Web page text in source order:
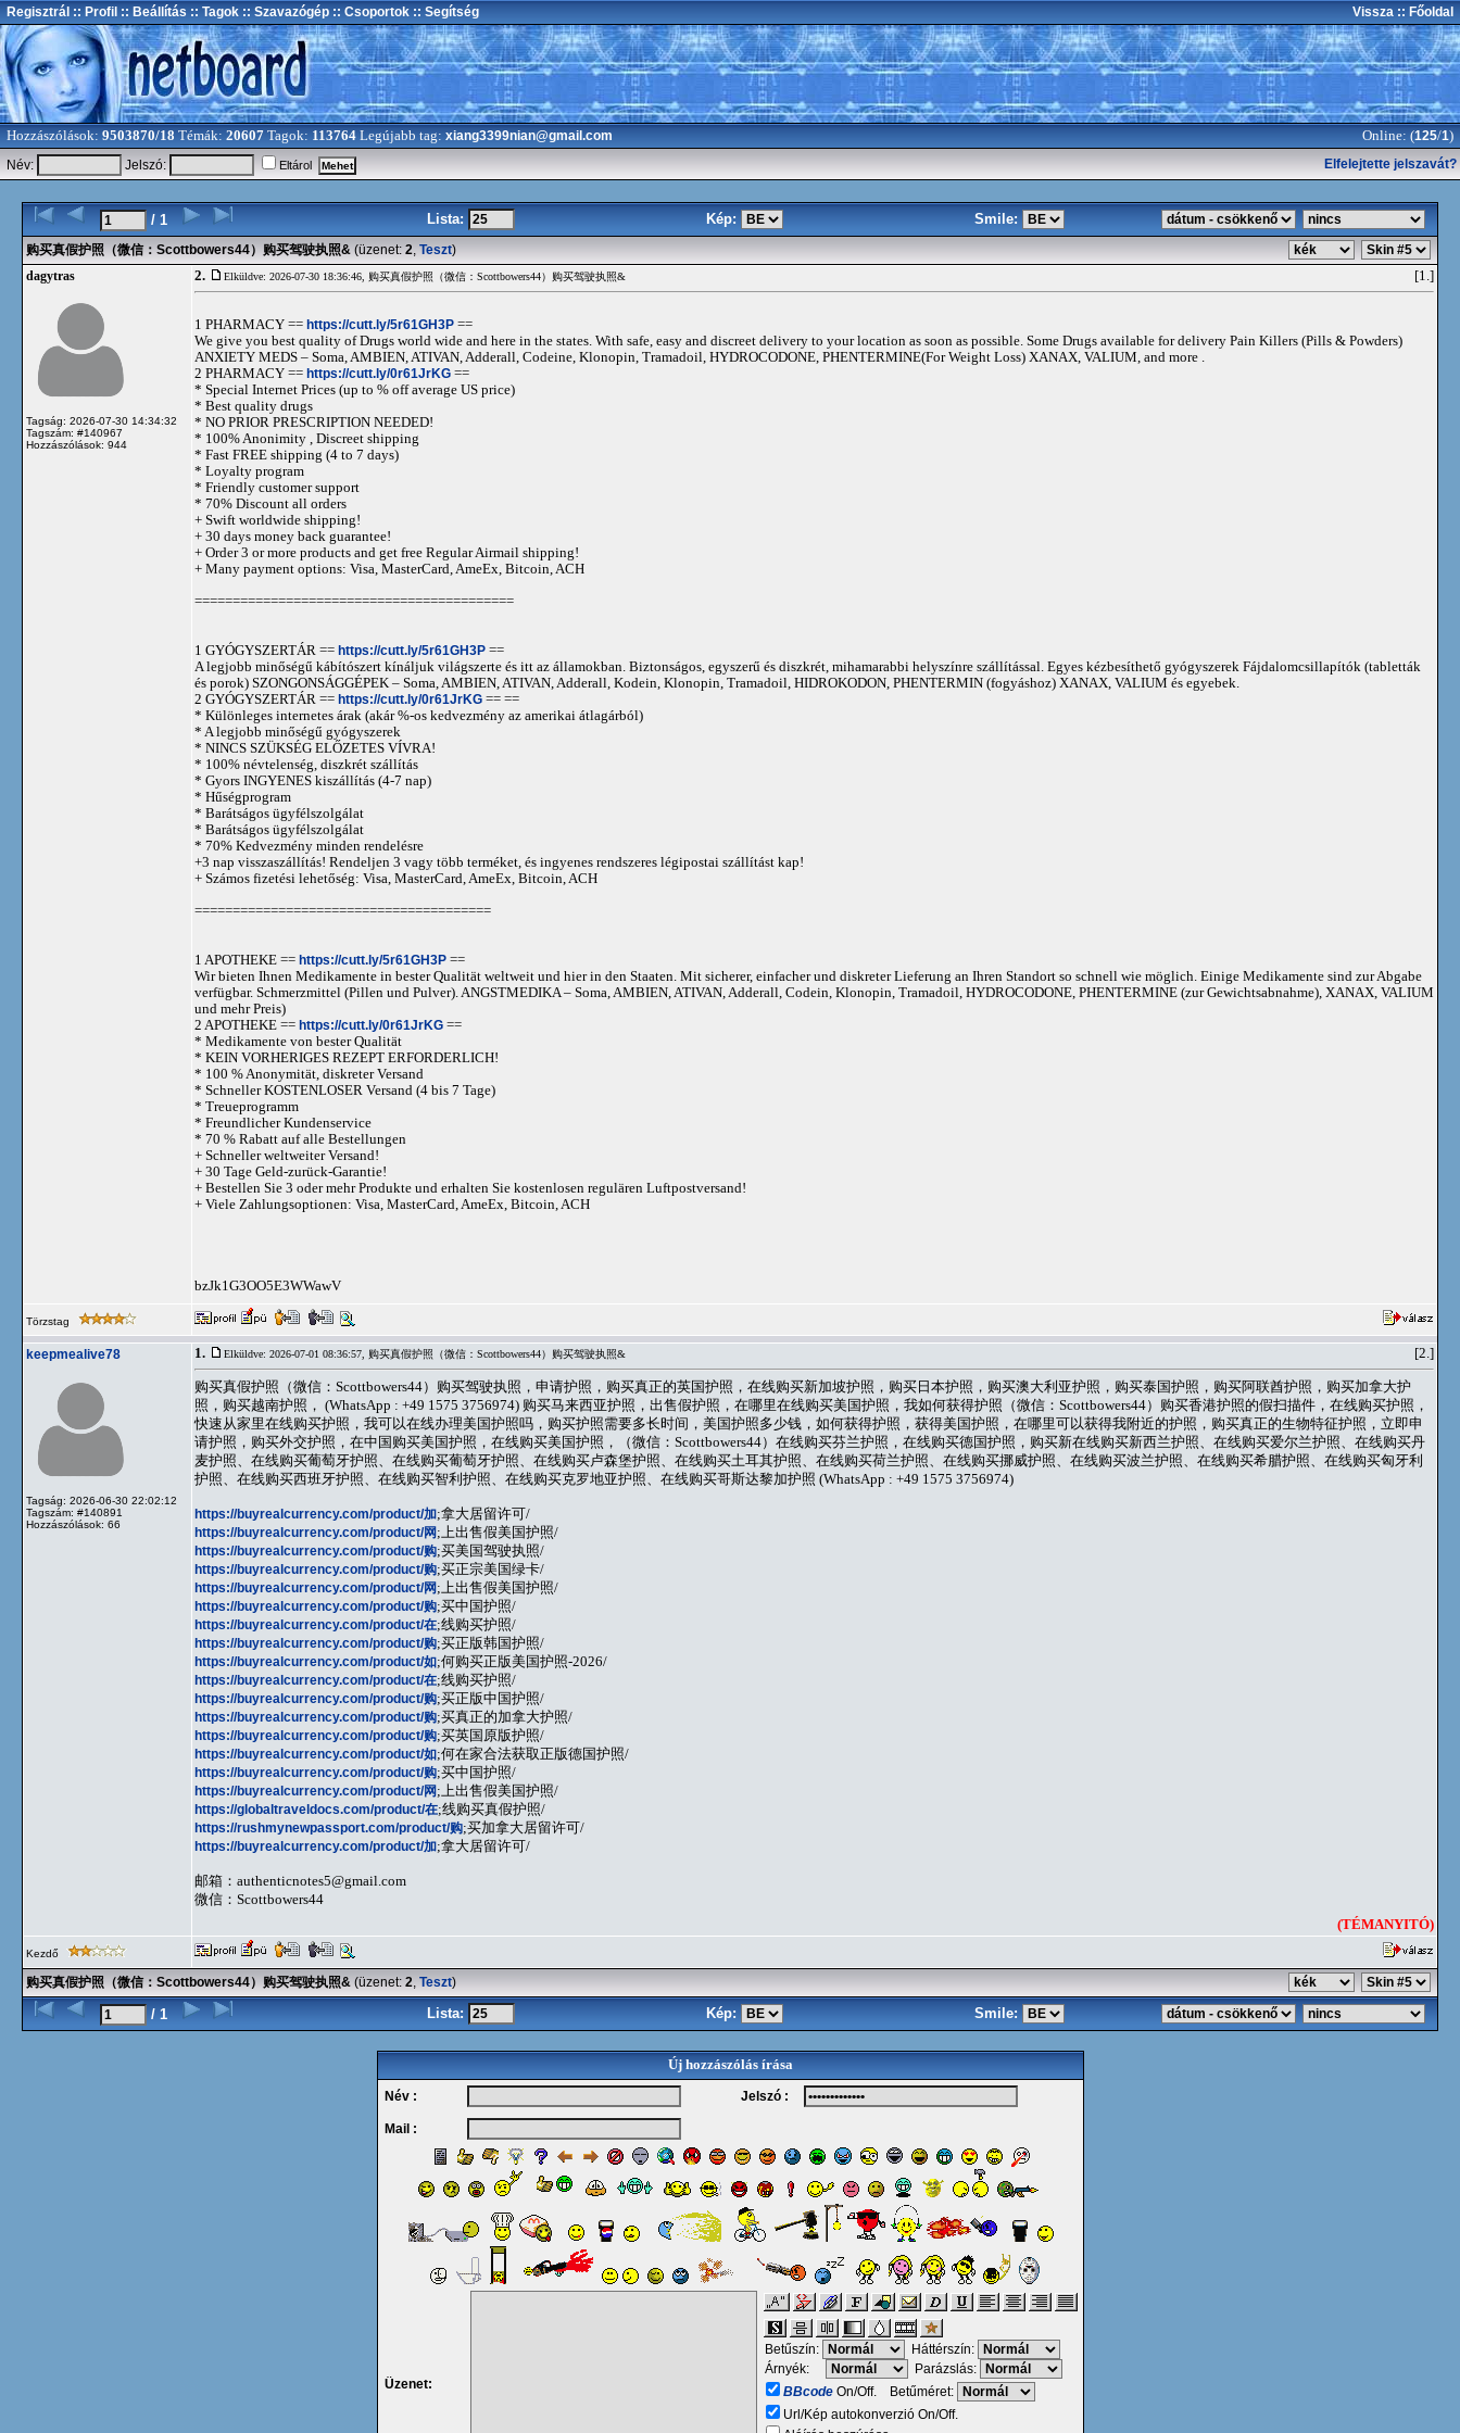
Regisztrál :: Profil :: Beállítás :: Tagok :: Szavazógép :: Csoportok :: Segítség Vissza :: Főoldal
Hozzászólások: 9503870/18 Témák: 20607 Tagok: 113764 Legújabb tag: xiang3399nian@gmail.com Online: (125/1)
Név: Jelszó: Eltárol Elfelejtette jelszavát?
/ 1 Lista: Kép: Smile:
购买真假护照（微信：Scottbowers44）购买驾驶执照& (üzenet: 2, Teszt)
dagytras
Tagság: 2026-07-30 14:34:32
Tagszám: #140967
Hozzászólások: 944
2. Elküldve: 2026-07-30 18:36:46, 购买真假护照（微信：Scottbowers44）购买驾驶执照& [1.]
1 PHARMACY == https://cutt.ly/5r61GH3P ==
We give you best quality of Drugs world wide and here in the states. With safe, easy and discreet delivery to your location as soon as possible. Some Drugs available for delivery Pain Killers (Pills & Powders)
ANXIETY MEDS – Soma, AMBIEN, ATIVAN, Adderall, Codeine, Klonopin, Tramadoil, HYDROCODONE, PHENTERMINE(For Weight Loss) XANAX, VALIUM, and more .
2 PHARMACY == https://cutt.ly/0r61JrKG ==
* Special Internet Prices (up to % off average US price)
* Best quality drugs
* NO PRIOR PRESCRIPTION NEEDED!
* 100% Anonimity , Discreet shipping
* Fast FREE shipping (4 to 7 days)
* Loyalty program
* Friendly customer support
* 70% Discount all orders
+ Swift worldwide shipping!
+ 30 days money back guarantee!
+ Order 3 or more products and get free Regular Airmail shipping!
+ Many payment options: Visa, MasterCard, AmeEx, Bitcoin, ACH
==========================================
1 GYÓGYSZERTÁR == https://cutt.ly/5r61GH3P ==
A legjobb minőségű kábítószert kínáljuk világszerte és itt az államokban. Biztonságos, egyszerű és diszkrét, mihamarabbi helyszínre szállítással. Egyes kézbesíthető gyógyszerek Fájdalomcsillapítók (tabletták
és porok) SZONGONSÁGGÉPEK – Soma, AMBIEN, ATIVAN, Adderall, Kodein, Klonopin, Tramadoil, HIDROKODON, PHENTERMIN (fogyáshoz) XANAX, VALIUM és egyebek.
2 GYÓGYSZERTÁR == https://cutt.ly/0r61JrKG == ==
* Különleges internetes árak (akár %-os kedvezmény az amerikai átlagárból)
* A legjobb minőségű gyógyszerek
* NINCS SZÜKSÉG ELŐZETES VÍVRA!
* 100% névtelenség, diszkrét szállítás
* Gyors INGYENES kiszállítás (4-7 nap)
* Hűségprogram
* Barátságos ügyfélszolgálat
* Barátságos ügyfélszolgálat
* 70% Kedvezmény minden rendelésre
+3 nap visszaszállítás! Rendeljen 3 vagy több terméket, és ingyenes rendszeres légipostai szállítást kap!
+ Számos fizetési lehetőség: Visa, MasterCard, AmeEx, Bitcoin, ACH
=======================================
1 APOTHEKE == https://cutt.ly/5r61GH3P ==
Wir bieten Ihnen Medikamente in bester Qualität weltweit und hier in den Staaten. Mit sicherer, einfacher und diskreter Lieferung an Ihren Standort so schnell wie möglich. Einige Medikamente sind zur Abgabe
verfügbar. Schmerzmittel (Pillen und Pulver). ANGSTMEDIKA – Soma, AMBIEN, ATIVAN, Adderall, Codein, Klonopin, Tramadoil, HYDROCODONE, PHENTERMINE (zur Gewichtsabnahme), XANAX, VALIUM
und mehr Preis)
2 APOTHEKE == https://cutt.ly/0r61JrKG ==
* Medikamente von bester Qualität
* KEIN VORHERIGES REZEPT ERFORDERLICH!
* 100 % Anonymität, diskreter Versand
* Schneller KOSTENLOSER Versand (4 bis 7 Tage)
* Treueprogramm
* Freundlicher Kundenservice
* 70 % Rabatt auf alle Bestellungen
+ Schneller weltweiter Versand!
+ 30 Tage Geld-zurück-Garantie!
+ Bestellen Sie 3 oder mehr Produkte und erhalten Sie kostenlosen regulären Luftpostversand!
+ Viele Zahlungsoptionen: Visa, MasterCard, AmeEx, Bitcoin, ACH
bzJk1G3OO5E3WWawV
Törzstag
keepmealive78
Tagság: 2026-06-30 22:02:12
Tagszám: #140891
Hozzászólások: 66
1. Elküldve: 2026-07-01 08:36:57, 购买真假护照（微信：Scottbowers44）购买驾驶执照& [2.]
购买真假护照（微信：Scottbowers44）购买驾驶执照，申请护照，购买真正的英国护照，在线购买新加坡护照，购买日本护照，购买澳大利亚护照，购买泰国护照，购买阿联酋护照，购买加拿大护
照，购买越南护照， (WhatsApp : +49 1575 3756974) 购买马来西亚护照，出售假护照，在哪里在线购买美国护照，我如何获得护照（微信：Scottbowers44）购买香港护照的假扫描件，在线购买护照，
快速从家里在线购买护照，我可以在线办理美国护照吗，购买护照需要多长时间，美国护照多少钱，如何获得护照，获得美国护照，在哪里可以获得我附近的护照，购买真正的生物特征护照，立即申
请护照，购买外交护照，在中国购买美国护照，在线购买美国护照，（微信：Scottbowers44）在线购买芬兰护照，在线购买德国护照，购买新在线购买新西兰护照、在线购买爱尔兰护照、在线购买丹
麦护照、在线购买葡萄牙护照、在线购买葡萄牙护照、在线购买卢森堡护照、在线购买土耳其护照、在线购买荷兰护照、在线购买挪威护照、在线购买波兰护照、在线购买希腊护照、在线购买匈牙利
护照、在线购买西班牙护照、在线购买智利护照、在线购买克罗地亚护照、在线购买哥斯达黎加护照 (WhatsApp : +49 1575 3756974)
https://buyrealcurrency.com/product/加;拿大居留许可/
https://buyrealcurrency.com/product/网;上出售假美国护照/
https://buyrealcurrency.com/product/购;买美国驾驶执照/
https://buyrealcurrency.com/product/购;买正宗美国绿卡/
https://buyrealcurrency.com/product/网;上出售假美国护照/
https://buyrealcurrency.com/product/购;买中国护照/
https://buyrealcurrency.com/product/在;线购买护照/
https://buyrealcurrency.com/product/购;买正版韩国护照/
https://buyrealcurrency.com/product/如;何购买正版美国护照-2026/
https://buyrealcurrency.com/product/在;线购买护照/
https://buyrealcurrency.com/product/购;买正版中国护照/
https://buyrealcurrency.com/product/购;买真正的加拿大护照/
https://buyrealcurrency.com/product/购;买英国原版护照/
https://buyrealcurrency.com/product/如;何在家合法获取正版德国护照/
https://buyrealcurrency.com/product/购;买中国护照/
https://buyrealcurrency.com/product/网;上出售假美国护照/
https://globaltraveldocs.com/product/在;线购买真假护照/
https://rushmynewpassport.com/product/购;买加拿大居留许可/
https://buyrealcurrency.com/product/加;拿大居留许可/
邮箱： authenticnotes5@gmail.com
微信：Scottbowers44
(TÉMANYITÓ)
Kezdő
购买真假护照（微信：Scottbowers44）购买驾驶执照& (üzenet: 2, Teszt)
/ 1 Lista: Kép: Smile:
Új hozzászólás írása
Név : Jelszó :
Mail :
Üzenet:
Betűszín:
Háttérszín:
Árnyék:
Parázslás:
BBcodeOn/Off. Betűméret:
Url/Kép autokonverzió On/Off.